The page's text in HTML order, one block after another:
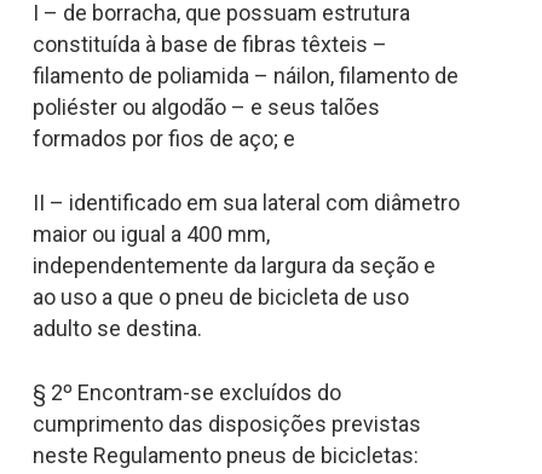
I – de borracha, que possuam estrutura
constituída à base de fibras têxteis –
filamento de poliamida – náilon, filamento de
poliéster ou algodão – e seus talões
formados por fios de aço; e
II – identificado em sua lateral com diâmetro
maior ou igual a 400 mm,
independentemente da largura da seção e
ao uso a que o pneu de bicicleta de uso
adulto se destina.
§ 2º Encontram-se excluídos do
cumprimento das disposições previstas
neste Regulamento pneus de bicicletas: